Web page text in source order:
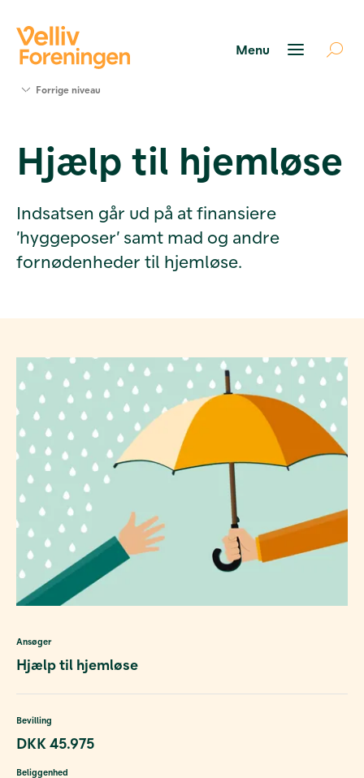
Værktøjer
og viden
Foreningen
Kontakt
os
Forrige niveau
Hjælp til hjemløse
Indsatsen går ud på at finansiere
’hyggeposer’ samt mad og andre
fornødenheder til hjemløse.
Ansøger
Hjælp til hjemløse
Bevilling
DKK 45.975
Beliggenhed